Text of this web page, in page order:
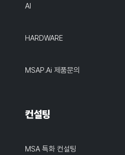
AI
HARDWARE
MSAP.ai 제품문의
컨설팅
MSA 특화 컨설팅